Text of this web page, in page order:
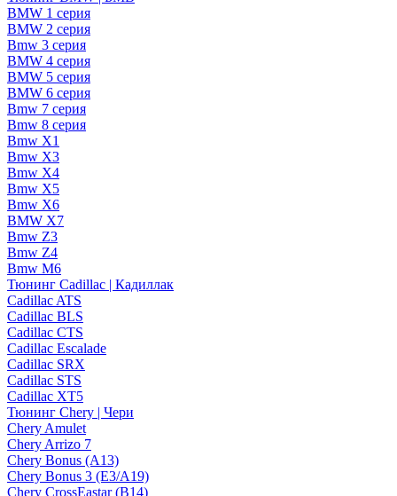
BMW 1 серия
BMW 2 серия
Bmw 3 серия
BMW 4 серия
BMW 5 серия
BMW 6 серия
Bmw 7 серия
Bmw 8 серия
Bmw X1
Bmw X3
Bmw X4
Bmw X5
Bmw X6
BMW X7
Bmw Z3
Bmw Z4
Bmw М6
Тюнинг Cadillac | Кадиллак
Cadillac ATS
Cadillac BLS
Cadillac CTS
Cadillac Escalade
Cadillac SRX
Cadillac STS
Cadillac XT5
Тюнинг Chery | Чери
Chery Amulet
Chery Arrizo 7
Chery Bonus (A13)
Chery Bonus 3 (E3/A19)
Chery CrossEastar (B14)